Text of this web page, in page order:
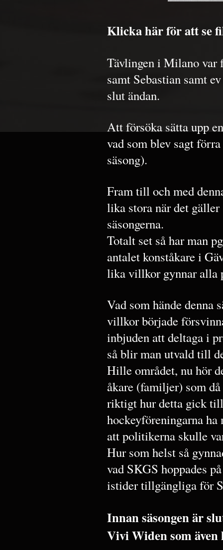
Klicka här för att se
Tävlingen i Milano var
samt Sebastian samt
slut ändan.
Att försöka sätta upp
vad som blev sagt
säsong).
Fram till och med
lika stora när det
säsongerna.
Totalt set så har man
antalet konståkare i
lika villkor gynnar alla
Vad som hände denna
villkor började
inbjuden att deltaga i
så blir man utvald till
Hille området, nu hör
åkare (familjer) som
riktigt hur detta gick
hockeyföreningarna
att politikerna skulle
Hur som helst så
vad SKGS hoppades
istider tillgängliga för
Innan säsongen är
Vivi Widen som